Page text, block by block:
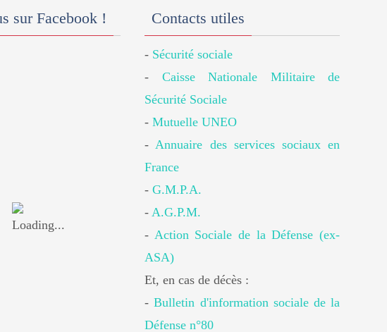
sur Facebook ! Contacts utiles
- Sécurité sociale
- Caisse Nationale Militaire de
Sécurité Sociale
-Mutuelle UNEO
-Annuaire des services sociaux en
France
-G.M.P.A.
-A.G.P.M.
- Action Sociale de la Défense (ex-
ASA)
Et, en cas de décès :
-Bulletin d'information sociale de la
Défense n°80